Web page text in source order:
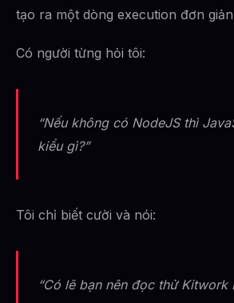
tạo ra một dòng execution đơn
Có người từng hỏi tôi:
“Nếu không có NodeJS thì
kiểu gì?”
Tôi chỉ biết cười và nói:
“Có lẽ bạn nên đọc thử Kitwork